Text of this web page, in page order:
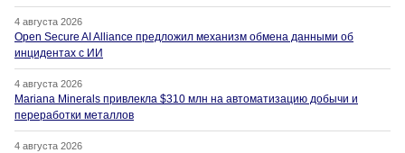
4 августа 2026
Open Secure AI Alliance предложил механизм обмена данными об
инцидентах с ИИ
4 августа 2026
Mariana Minerals привлекла $310 млн на автоматизацию добычи и
переработки металлов
4 августа 2026